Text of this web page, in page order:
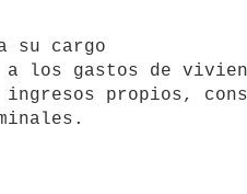
a los gastos de
propios,